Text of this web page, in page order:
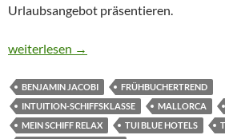
Urlaubsangebot präsentieren.
TUI-START IN DEN REISESOMMER
weiterlesen →
BENJAMIN JACOBI
FRÜHBUCHERTREND
INTUITION-SCHIFFSKLASSE
MALLORCA
MEIN SCHIFF RELAX
TUI BLUE HOTELS